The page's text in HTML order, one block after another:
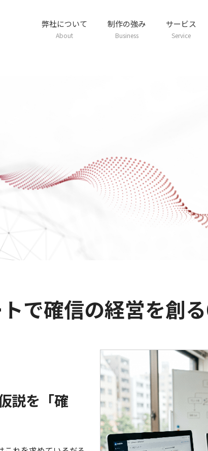
弊社について
About
制作の強み
Business
サービス
Service
で確信の経営を創
説を「確